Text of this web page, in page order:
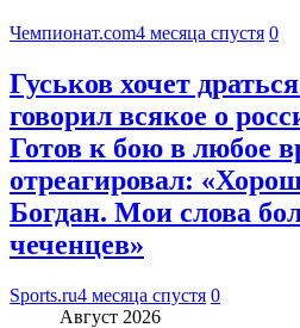
Чемпионат.com4 месяца спустя 0
Гуськов хочет
говорил всякое о
Готов к бою в любое
отреагировал:
Богдан. Мои слова
чеченцев»
Sports.ru4 месяца спустя 0
Август 2026